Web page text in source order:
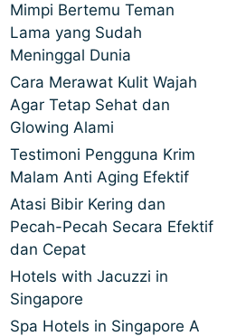
Mimpi Bertemu Teman
Lama yang Sudah
Meninggal Dunia
Cara Merawat Kulit Wajah
Agar Tetap Sehat dan
Glowing Alami
Testimoni Pengguna Krim
Malam Anti Aging Efektif
Atasi Bibir Kering dan
Pecah-Pecah Secara Efektif
dan Cepat
Hotels with Jacuzzi in
Singapore
Spa Hotels in Singapore A